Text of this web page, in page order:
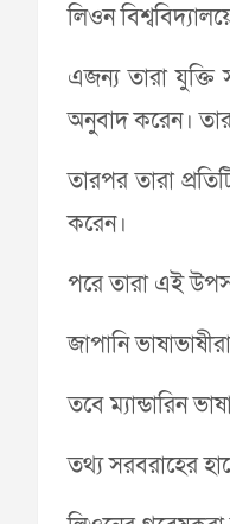
লিওন
এজন্য তারা যুক্তি
অনুবাদ করেন।
তারপর তারা
করেন।
পরে তারা এই
জাপানি
তবে ম্যান্ডারিন
তথ্য সরবরাহের